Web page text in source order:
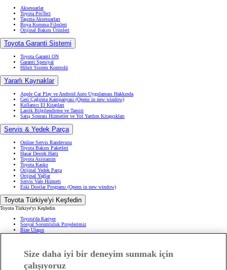
Aksesuarlar
Toyota ProTect
Taşıma Aksesuarları
Boya Koruma Filmleri
Orijinal Bakım Ürünleri
Toyota Garanti Sistemi
Toyota Garanti ON
Garanti Spesiyal
Hibrit Sistem Kontrolü
Yararlı Kaynaklar
Apple Car Play ve Android Auto Uygulaması Hakkında
Geri Çağırma Kampanyası (Opens in new window)
Kullanıcı El Kitapları
Lastik Bilgilendirme ve Tamiri
Satış Sonrası Hizmetler ve Yol Yardım Kitapçıkları
Servis & Yedek Parça
Online Servis Randevusu
Toyota Bakım Paketleri
Hasar Destek Hattı
Toyota Asistanım
Toyota Kasko
Orijinal Yedek Parça
Orijinal Yağlar
Servis Vale Hizmeti
Eski Dostlar Programı (Opens in new window)
Toyota Türkiye'yi Keşfedin
Toyota Türkiye'yi Keşfedin
Toyota'da Kariyer
Sosyal Sorumluluk Projelerimiz
Bize Ulaşın
Haberler ve Etkinlikler
Hafif Ticari: Toyota Professional
SUV
Toyota Blog
Ağaçlandırma Seferberliği
Size daha iyi bir deneyim sunmak için
çalışıyoruz